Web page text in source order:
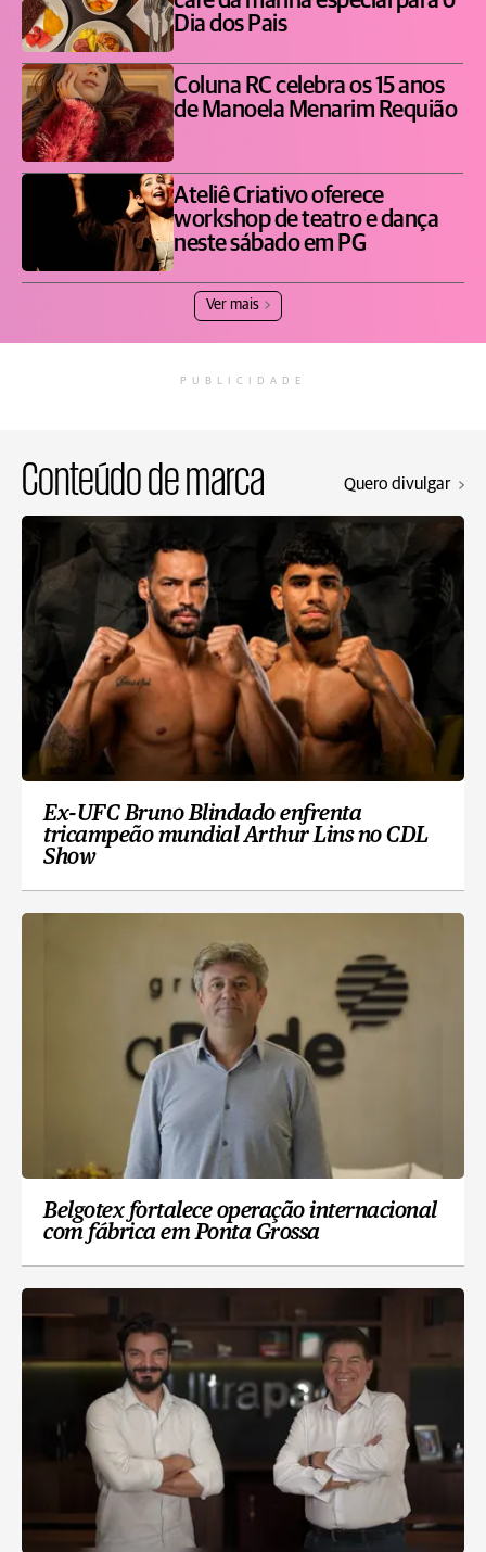
Dia dos Pais
Coluna RC celebra os 15 anos
de Manoela Menarim Requião
Ateliê Criativo oferece
workshop de teatro e dança
neste sábado em PG
Ver mais
PUBLICIDADE
Conteúdo de marca Quero divulgar
Ex-UFC Bruno Blindado enfrenta
tricampeão mundial Arthur Lins no CDL
Show
Belgotex fortalece operação internacional
com fábrica em Ponta Grossa